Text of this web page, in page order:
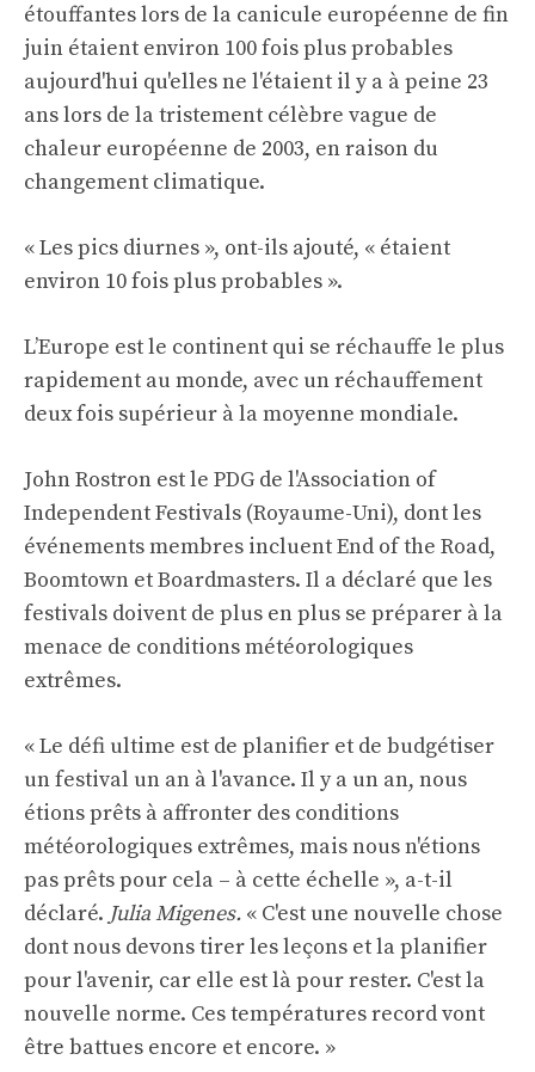
étouffantes lors de la canicule européenne de fin
juin étaient environ 100 fois plus probables
aujourd'hui qu'elles ne l'étaient il y a à peine 23
ans lors de la tristement célèbre vague de
chaleur européenne de 2003, en raison du
changement climatique.
« Les pics diurnes », ont-ils ajouté, « étaient
environ 10 fois plus probables ».
L’Europe est le continent qui se réchauffe le plus
rapidement au monde, avec un réchauffement
deux fois supérieur à la moyenne mondiale.
John Rostron est le PDG de l'Association of
Independent Festivals (Royaume-Uni), dont les
événements membres incluent End of the Road,
Boomtown et Boardmasters. Il a déclaré que les
festivals doivent de plus en plus se préparer à la
menace de conditions météorologiques
extrêmes.
« Le défi ultime est de planifier et de budgétiser
un festival un an à l'avance. Il y a un an, nous
étions prêts à affronter des conditions
météorologiques extrêmes, mais nous n'étions
pas prêts pour cela – à cette échelle », a-t-il
déclaré. Julia Migenes. « C'est une nouvelle chose
dont nous devons tirer les leçons et la planifier
pour l'avenir, car elle est là pour rester. C'est la
nouvelle norme. Ces températures record vont
être battues encore et encore. »